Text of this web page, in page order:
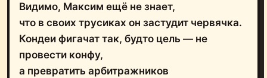
Видимо, Максим ещё не знает,
что в своих трусиках он застудит червячка.
Кондеи фигачат так, будто цель — не
провести конфу,
а превратить арбитражников